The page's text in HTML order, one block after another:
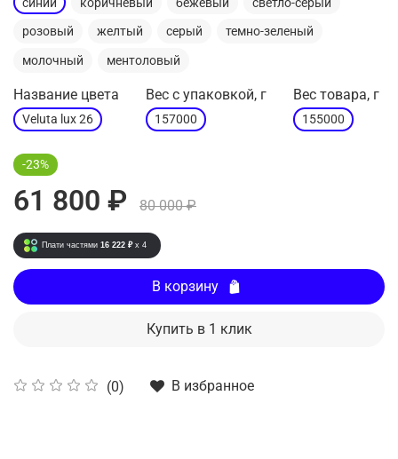
(0) В избранное
розовый желтый серый темно-зеленый
молочный ментоловый
Название цвета
Veluta lux 26
Вес с упаковкой, г
157000
Вес товара, г
155000
-23%
61 800 ₽ 80 000 ₽
Плати частями 16 222 ₽ x 4
В корзину
Купить в 1 клик